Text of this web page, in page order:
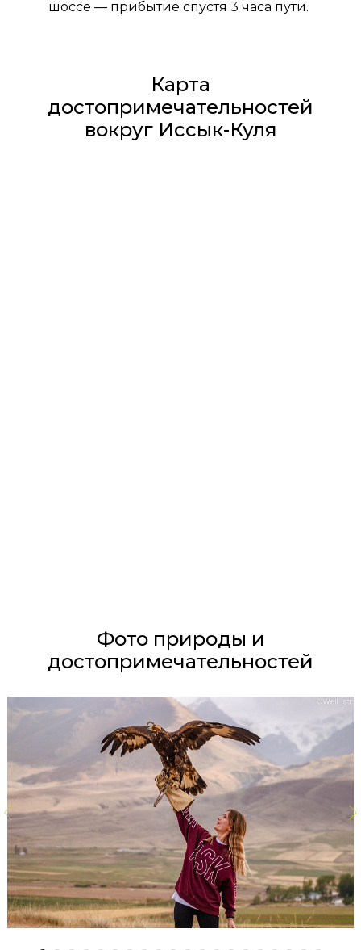
шоссе — прибытие спустя 3 часа пути.
Карта
достопримечательностей
вокруг Иссык-Куля
Фото природы и
достопримечательностей